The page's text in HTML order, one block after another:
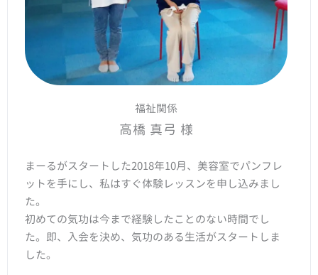
福祉関係
高橋 真弓 様
まーるがスタートした2018年10月、美容室でパンフレ
ットを手にし、私はすぐ体験レッスンを申し込みまし
た。
初めての気功は今まで経験したことのない時間でし
た。即、入会を決め、気功のある生活がスタートしま
した。